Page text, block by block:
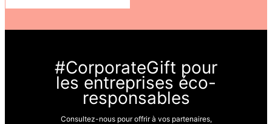
prix :
#CorporateGift pour
les entreprises éco-
responsables
Consultez-nous pour offrir à vos partenaires,